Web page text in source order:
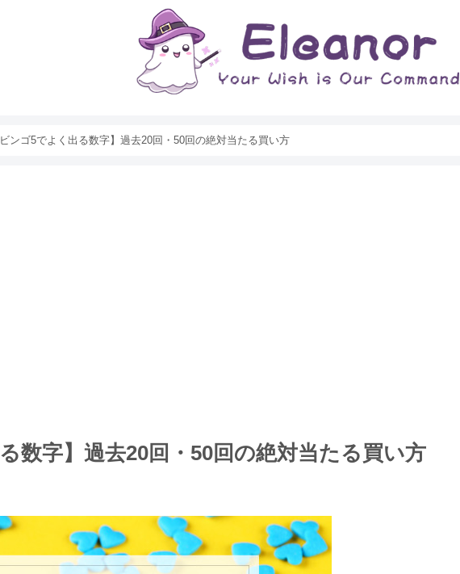
ビンゴ5でよく出る数字】過去20回・50回の絶対当たる買い方
数字】過去20回・50回の絶対当たる買い方